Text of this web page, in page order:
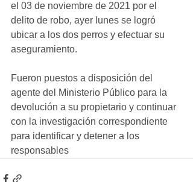
el 03 de noviembre de 2021 por el
delito de robo, ayer lunes se logró
ubicar a los dos perros y efectuar su
aseguramiento.
Fueron puestos a disposición del
agente del Ministerio Público para la
devolución a su propietario y continuar
con la investigación correspondiente
para identificar y detener a los
responsables